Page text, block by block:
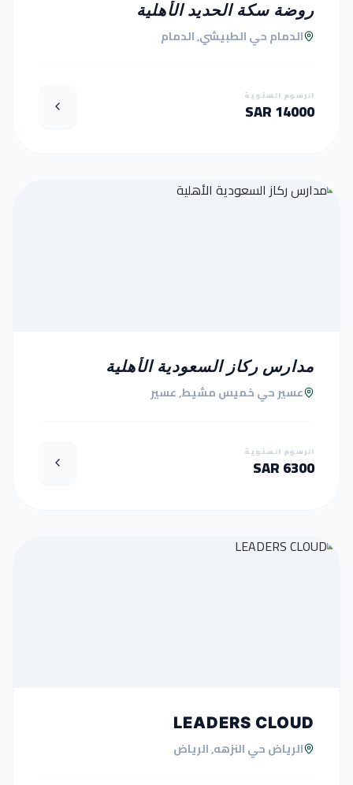
روضة سكة الحديد الأهلية
الدمام حي الطبيشي, الدمام
الرسوم السنوية
14000 SAR
مدارس ركاز السعودية الأهلية
عسير حي خميس مشيط, عسير
الرسوم السنوية
6300 SAR
LEADERS CLOUD
الرياض حي النزهه, الرياض